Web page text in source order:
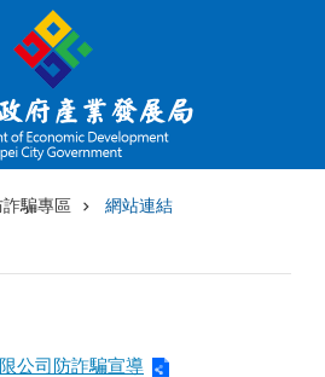
騙專區 網站連結
公司防詐騙宣導